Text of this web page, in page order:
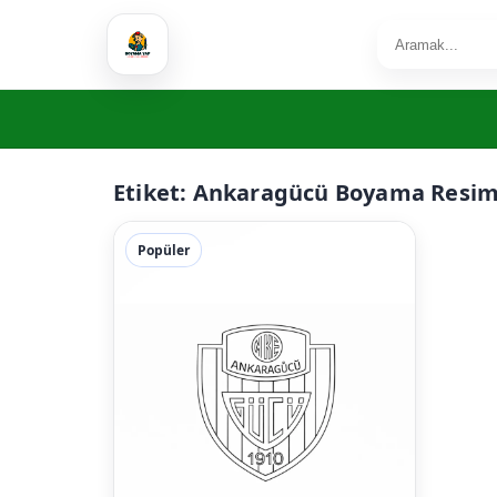
Etiket: Ankaragücü Boyama
Popüler